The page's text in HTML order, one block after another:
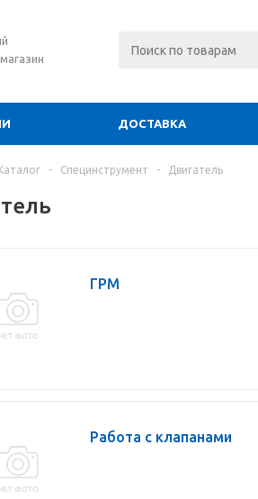
ДОСТАВКА
- Специнструмент - Двигатель
ГРМ
Работа с клапанами